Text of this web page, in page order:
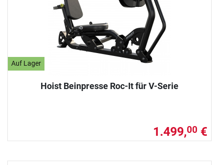
Auf Lager
Hoist Beinpresse Roc-It für V-Serie
1.499,00 €